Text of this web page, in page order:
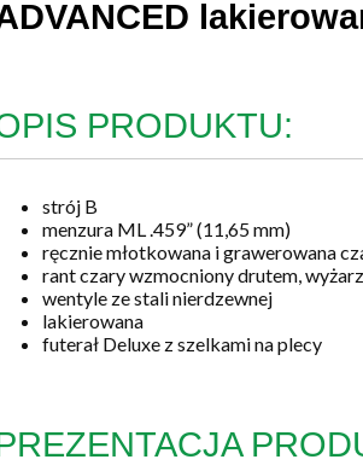
PRODUKTU:
strój B
menzura ML .459” (11,65 mm)
ręcznie młotkowana i grawerowana
rant czary wzmocniony drutem,
wentyle ze stali nierdzewnej
lakierowana
futerał Deluxe z szelkami na plecy